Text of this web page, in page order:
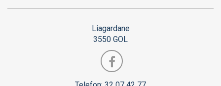
Liagardane
3550 GOL